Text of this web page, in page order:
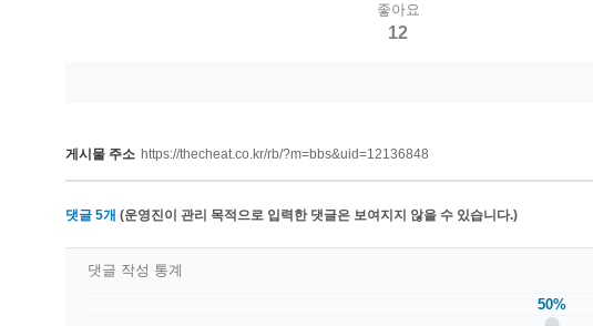
좋아요
12
게시물 주소 https://thecheat.co.kr/rb/?m=bbs&uid=12136848
댓글 5개 (운영진이 관리 목적으로 입력한 댓글은 보여지지 않을 수 있습니다.)
50%
댓글 작성 통계